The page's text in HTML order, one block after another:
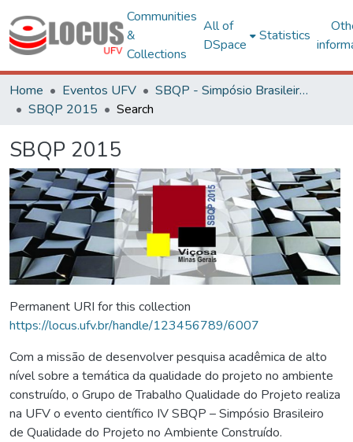
Communities
&
Collections
All of
DSpace
Statistics
Home Eventos UFV
SBQP - Simpósio Brasileiro de Qualidade do Projeto no Ambiente Construído
SBQP 2015
Search
SBQP 2015
Permanent URI for this collection
https://locus.ufv.br/handle/123456789/6007
Com a missão de desenvolver pesquisa acadêmica de alto
nível sobre a temática da qualidade do projeto no ambiente
construído, o Grupo de Trabalho Qualidade do Projeto realiza
na UFV o evento científico IV SBQP – Simpósio Brasileiro
de Qualidade do Projeto no Ambiente Construído.